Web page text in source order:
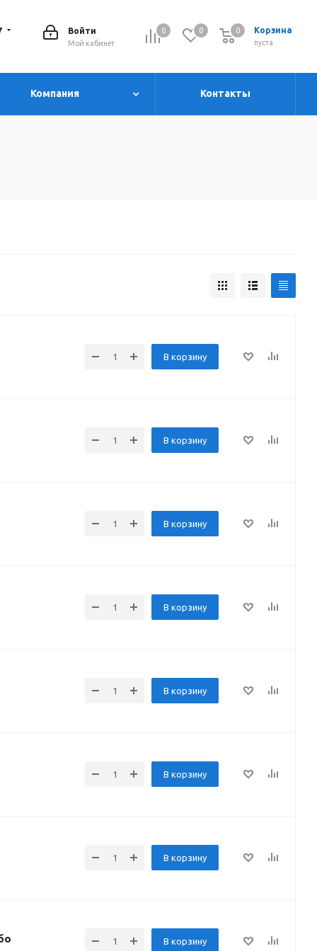
0 0 Корзина
0
пуста
0
Войти
Мой кабинет
Компания Контакты
В корзину
В корзину
В корзину
В корзину
В корзину
В корзину
В корзину
В корзину